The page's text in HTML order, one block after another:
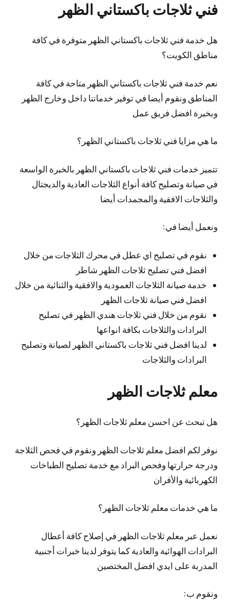
فني ثلاجات باكستاني الظهر
هل خدمة فني ثلاجات باكستاني الظهر متوفرة في كافة
مناطق الكويت؟
نعم خدمة فني ثلاجات باكستاني الظهر متاحة في كافة
المناطق ونقوم أيضا في توفير خدماتنا داخل وخارج الظهر
وبخبرة افضل فريق عمل
ما هي مزايا فني ثلاجات باكستاني الظهر؟
تتميز خدمات فني ثلاجات باكستاني الظهر بالخبرة الواسعة
في صيانة وتصليح كافة أنواع الثلاجات العادية والديجتال
والثلاجات الافقية والمجمدات أيضا
ونعمل أيضا في:
نقوم في تصليح اي عطل في محرك الثلاجات من خلال
افضل فني تصليح ثلاجات الظهر شاطر
خدمة صيانة الثلاجات العمودية والافقية والثنائية من خلال
افضل فني صيانة ثلاجات الظهر
نقوم من خلال فني ثلاجات هندي الظهر في تصليح
البرادات والثلاجات بكافة انواعها
لدينا افضل فني ثلاجات باكستاني الظهر لصيانة وتصليح
البرادات والثلاجات
معلم ثلاجات الظهر
هل تبحث عن احسن معلم ثلاجات الظهر؟
نوفر لكم افضل معلم ثلاجات الظهر ونقوم في فحص الثلاجة
ودرجة حرارتها وفحص البراد مع خدمة تصليح الطباخات
الكهربائية والأفران
ما هي خدمات معلم ثلاجات الظهر؟
نعمل عبر معلم ثلاجات الظهر في إصلاح كافة أعطال
البرادات الهوائية والعادية كما يتوفر لدينا خبرات أجنبية
المدربة على ايدي افضل المختصين
ونقوم ب: